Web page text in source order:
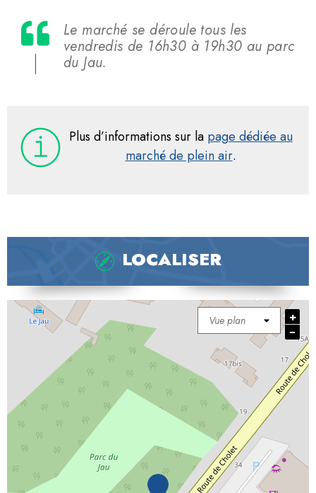
Le marché se déroule tous les
vendredis de 16h30 à 19h30 au parc
du Jau.
Plus d’informations sur la page dédiée au
marché de plein air.
LOCALISER
+
−